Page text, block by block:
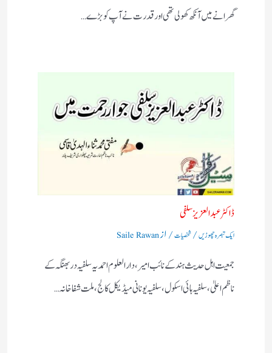
گھرانے میں آنکھ کھولی تھی اور قدرت نے آپ کو بڑے…
ڈاکٹر عبد العزیزسلفی
ایک تبصرہ چھوڑیں/شخصیات/ ازSaile Rawan
جمعیت اہل حدیث ہند کے نائب امیر، دا رالعلوم احمدیہ سلفیہ دربھنگہ کے
ناظم اعلیٰ، سلفیہ ہائی اسکول ، سلفیہ یونانی میڈیکل کالج، ملت شفاخانہ…